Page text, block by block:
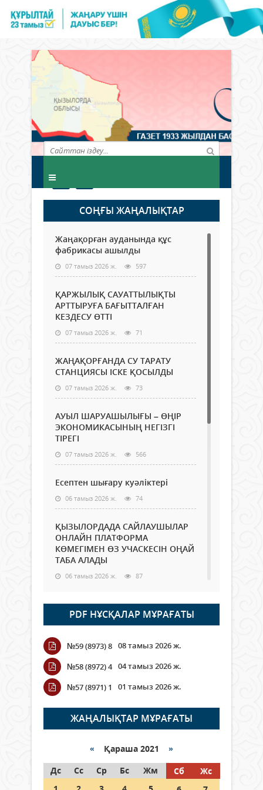
СОҢҒЫ ЖАҢАЛЫҚТАР
Жаңақорған ауданында құс
фабрикасы ашылды
07 тамыз 2026 ж. 597
ҚАРЖЫЛЫҚ САУАТТЫЛЫҚТЫ
АРТТЫРУҒА БАҒЫТТАЛҒАН
КЕЗДЕСУ ӨТТІ
07 тамыз 2026 ж. 71
ЖАҢАҚОРҒАНДА СУ ТАРАТУ
СТАНЦИЯСЫ ІСКЕ ҚОСЫЛДЫ
07 тамыз 2026 ж. 73
АУЫЛ ШАРУАШЫЛЫҒЫ – ӨҢІР
ЭКОНОМИКАСЫНЫҢ НЕГІЗГІ
ТІРЕГІ
07 тамыз 2026 ж. 566
Есептен шығару куәліктері
06 тамыз 2026 ж. 74
ҚЫЗЫЛОРДАДА САЙЛАУШЫЛАР
ОНЛАЙН ПЛАТФОРМА
КӨМЕГІМЕН ӨЗ УЧАСКЕСІН ОҢАЙ
ТАБА АЛАДЫ
06 тамыз 2026 ж. 87
Open Air: Қызылорда облысы
полиция департаменті 20
мыңнан астам көрерменнің
қауіпсіздігін қамтамасыз етті
06 тамыз 2026 ж.
Wi-Fi ҚАБЫРҒА АРҚЫЛЫ ҚАЛАЙ
ӨТЕДІ?
06 тамыз 2026 ж. 265
граждане Казахстана,
05 тамыз 2026 ж. 146
PDF НҰСҚАЛАР МҰРАҒАТЫ
№59 (8973) 8 08 тамыз 2026 ж.
№58 (8972) 4 04 тамыз 2026 ж.
№57 (8971) 1
01 тамыз 2026 ж.
ЖАҢАЛЫҚТАР МҰРАҒАТЫ
« Қараша 2021 »
Дс
Сс Ср Бс Жм Сб
Жс